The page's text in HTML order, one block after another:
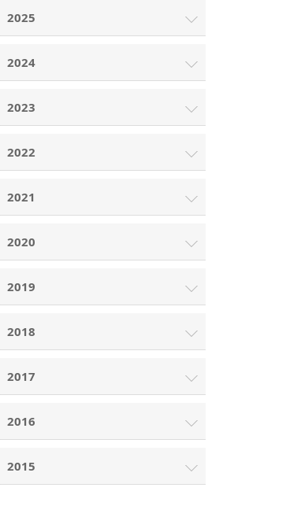
2025
2024
2023
2022
2021
2020
2019
2018
2017
2016
2015